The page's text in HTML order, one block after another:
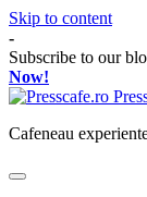
Skip to content
-
Subscribe to our
Now!
Cafeneau